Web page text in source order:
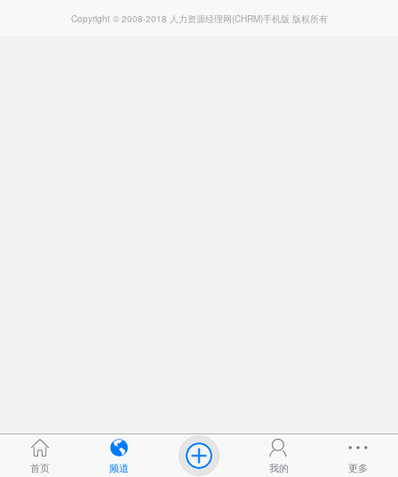
Copyright © 2008-2018 人力资源经理网(CHRM)手机版 版权所有
首页 频道 我的 更多